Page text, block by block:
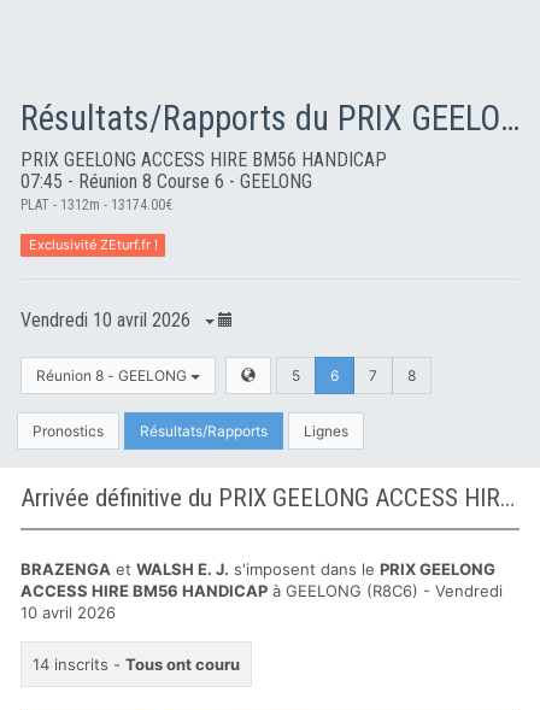
Résultats/Rapports du PRIX GEELONG ACCESS HIRE BM56 HANDICAP
PRIX GEELONG ACCESS HIRE BM56 HANDICAP
07:45 - Réunion 8 Course 6 - GEELONG
PLAT - 1312m - 13174.00€
Exclusivité ZEturf.fr !
Vendredi 10 avril 2026
Réunion 8 - GEELONG 5 6 7 8
Pronostics Résultats/Rapports Lignes
Arrivée définitive du PRIX GEELONG ACCESS HIRE BM56 HANDICAP à GEELONG
BRAZENGA et WALSH E. J. s'imposent dans le PRIX GEELONG
ACCESS HIRE BM56 HANDICAP à GEELONG (R8C6) - Vendredi
10 avril 2026
14 inscrits - Tous ont couru